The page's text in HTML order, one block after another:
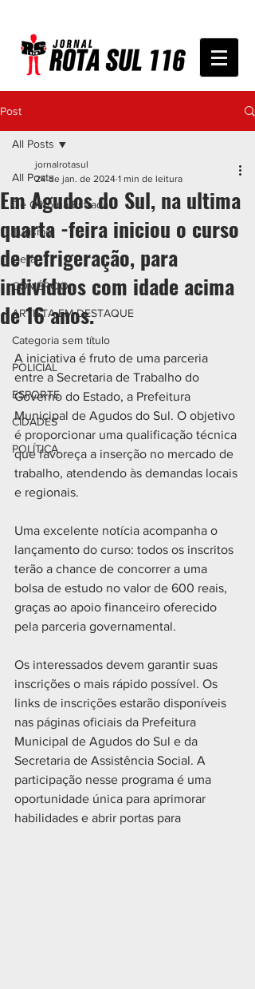
Post
All Posts
De Olho na Estrada
Turismo
Geral
COMÉRCIO
ARTISTA EM DESTAQUE
Categoria sem título
POLICIAL
ESPORTE
CIDADES
POLÍTICA
All Posts
Em Agudos do Sul, na ultima
quarta -feira iniciou o curso
de refrigeração, para
indivíduos com idade acima
de 16 anos.
jornalrotasul
24 de jan. de 2024 1 min de leitura
A iniciativa é fruto de uma parceria
entre a Secretaria de Trabalho do
Governo do Estado, a Prefeitura
Municipal de Agudos do Sul. O objetivo
é proporcionar uma qualificação técnica
que favoreça a inserção no mercado de
trabalho, atendendo às demandas locais
e regionais.
Uma excelente notícia acompanha o
lançamento do curso: todos os inscritos
terão a chance de concorrer a uma
bolsa de estudo no valor de 600 reais,
graças ao apoio financeiro oferecido
pela parceria governamental.
Os interessados devem garantir suas
inscrições o mais rápido possível. Os
links de inscrições estarão disponíveis
nas páginas oficiais da Prefeitura
Municipal de Agudos do Sul e da
Secretaria de Assistência Social. A
participação nesse programa é uma
oportunidade única para aprimorar
habilidades e abrir portas para